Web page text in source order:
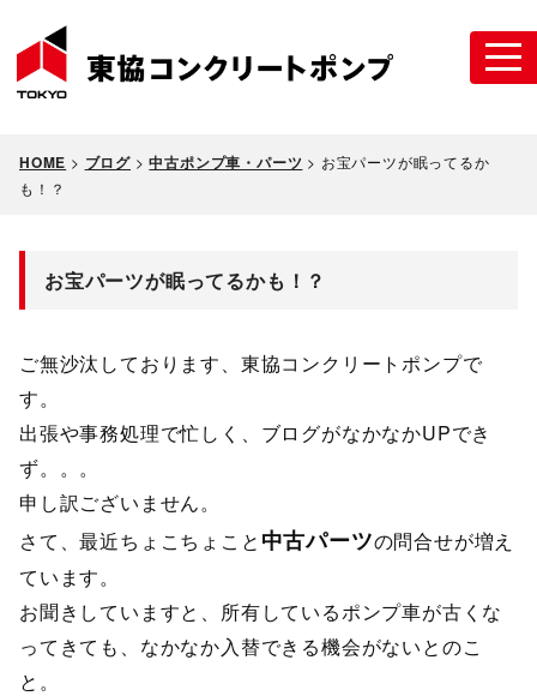
HOME > ブログ >中古ポンプ車・パーツ > お宝パーツが眠ってるか
も！？
お宝パーツが眠ってるかも！？
ご無沙汰しております、東協コンクリートポンプで
す。
出張や事務処理で忙しく、ブログがなかなかUPでき
ず。。。
申し訳ございません。
さて、最近ちょこちょこと 中古パーツの問合せが増え
ています。
お聞きしていますと、所有しているポンプ車が古くな
ってきても、なかなか入替できる機会がないとのこ
と。